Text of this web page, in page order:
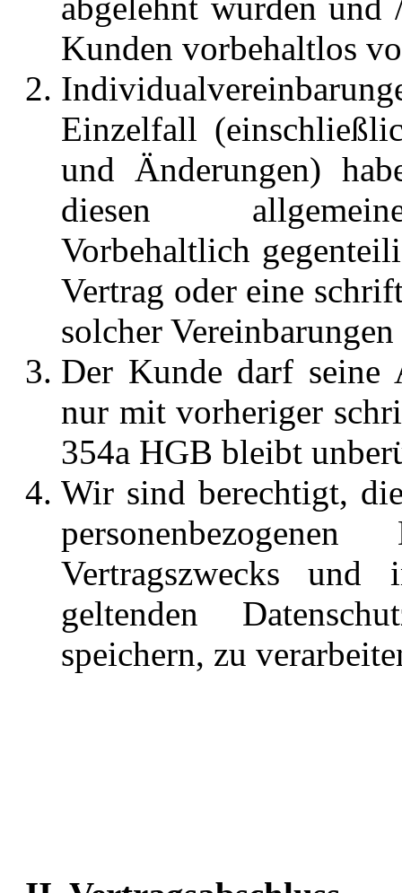
abgelehnt wurden
Kunden vorbehaltlos
Einzelfall
und Änderungen)
diesen
Vorbehaltlich
Vertrag oder eine
solcher
Der Kunde darf seine
nur mit vorheriger
354a HGB bleibt
Wir sind berechtigt,
Vertragszwecks
geltenden
speichern, zu